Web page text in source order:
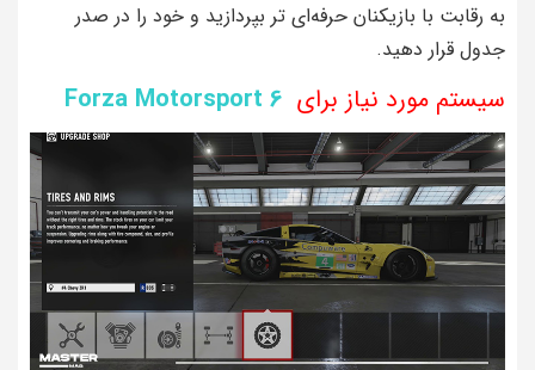
به رقابت با بازیکنان حرفه‌ای‌ تر بپردازید و خود را در صدر
جدول قرار دهید.
سیستم مورد نیاز برای Forza Motorsport 6